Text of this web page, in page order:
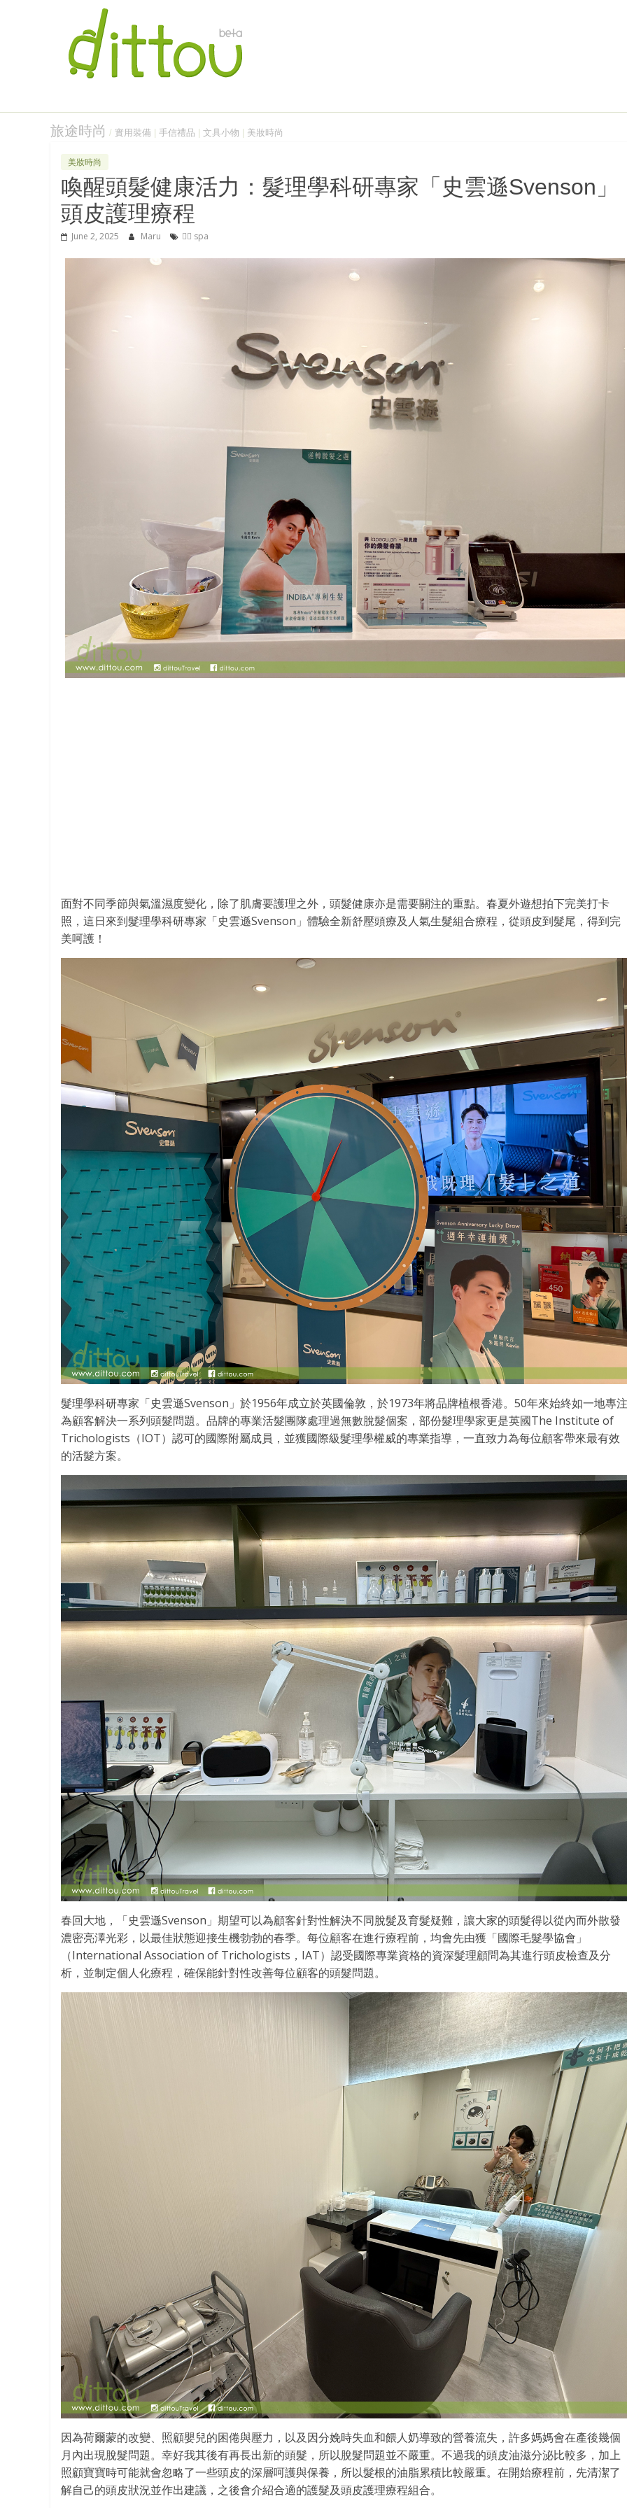
旅途時尚 / 實用裝備 手信禮品 文具小物 美妝時尚
美妝時尚
喚醒頭髮健康活力：髮理學科研專家「史雲遜Svenson」
頭皮護理療程
June 2, 2025 Maru 🧖‍♀️ spa
面對不同季節與氣溫濕度變化，除了肌膚要護理之外，頭髮健康亦是需要關注的重點。春夏外遊想拍下完美打卡
照，這日來到髮理學科研專家「史雲遜Svenson」體驗全新舒壓頭療及人氣生髮組合療程，從頭皮到髮尾，得到完
美呵護！
髮理學科研專家「史雲遜Svenson」於1956年成立於英國倫敦，於1973年將品牌植根香港。50年來始終如一地專注
為顧客解決一系列頭髮問題。品牌的專業活髮團隊處理過無數脫髮個案，部份髮理學家更是英國The Institute of
Trichologists（IOT）認可的國際附屬成員，並獲國際級髮理學權威的專業指導，一直致力為每位顧客帶來最有效
的活髮方案。
春回大地，「史雲遜Svenson」期望可以為顧客針對性解決不同脫髮及育髮疑難，讓大家的頭髮得以從內而外散發
濃密亮澤光彩，以最佳狀態迎接生機勃勃的春季。每位顧客在進行療程前，均會先由獲「國際毛髮學協會」
（International Association of Trichologists，IAT）認受國際專業資格的資深髮理顧問為其進行頭皮檢查及分
析，並制定個人化療程，確保能針對性改善每位顧客的頭髮問題。
因為荷爾蒙的改變、照顧嬰兒的困倦與壓力，以及因分娩時失血和餵人奶導致的營養流失，許多媽媽會在產後幾個
月內出現脫髮問題。幸好我其後有再長出新的頭髮，所以脫髮問題並不嚴重。不過我的頭皮油滋分泌比較多，加上
照顧寶寶時可能就會忽略了一些頭皮的深層呵護與保養，所以髮根的油脂累積比較嚴重。在開始療程前，先清潔了
解自己的頭皮狀況並作出建議，之後會介紹合適的護髮及頭皮護理療程組合。